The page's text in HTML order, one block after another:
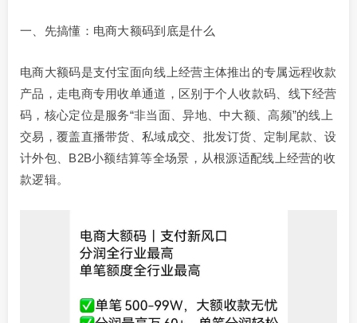
一、先搞懂：电商大额码到底是什么
电商大额码是支付宝面向线上经营主体推出的专属远程收款
产品，走电商专用收单通道，区别于个人收款码、线下经营
码，核心定位是服务“非当面、异地、中大额、高频”的线上
交易，覆盖直播带货、私域成交、批发订货、定制尾款、设
计外包、B2B小额结算等全场景，从根源适配线上经营的收
款逻辑。